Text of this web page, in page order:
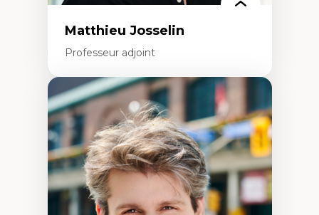
Matthieu Josselin
Professeur adjoint
Expertises
Ethnographie critique des environnements
d’apprentissage des étudiant.e.s
Approche transdisciplinaire des
compétences socioaffectives et
interculturelles
Didactique des langues secondes et
compétence pragmatique
Andragogie
Méthodologies de recherche qualitative